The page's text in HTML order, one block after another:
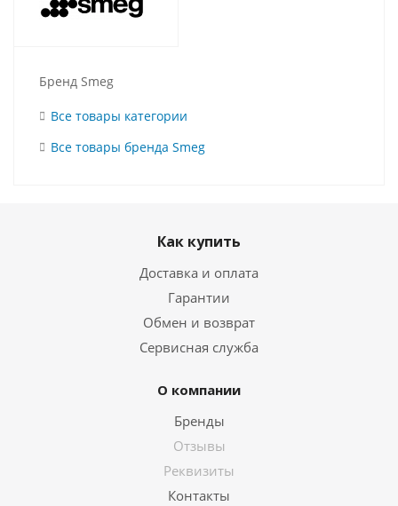
Бренд Smeg
Все товары категории
Все товары бренда Smeg
Как купить
Доставка и оплата
Гарантии
Обмен и возврат
Сервисная служба
О компании
Бренды
Отзывы
Реквизиты
Контакты